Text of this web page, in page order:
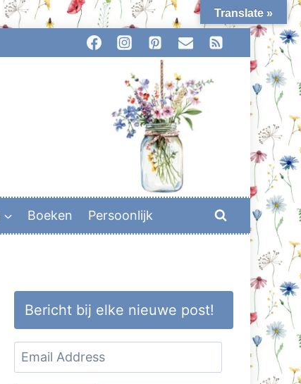
Boeken Persoonlijk
Bericht bij elke nieuwe post!
Email
Address
Translate »